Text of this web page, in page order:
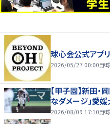
球心会公式アプ
2026/05/27 00:00野
【甲子園】新田
なダメージ」愛
2026/08/09 17:10野